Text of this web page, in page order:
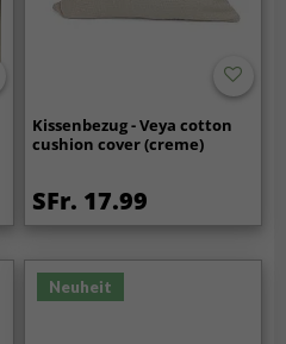
Kissenbezug - Veya cotton
cushion cover (creme)
SFr. 17.99
Neuheit